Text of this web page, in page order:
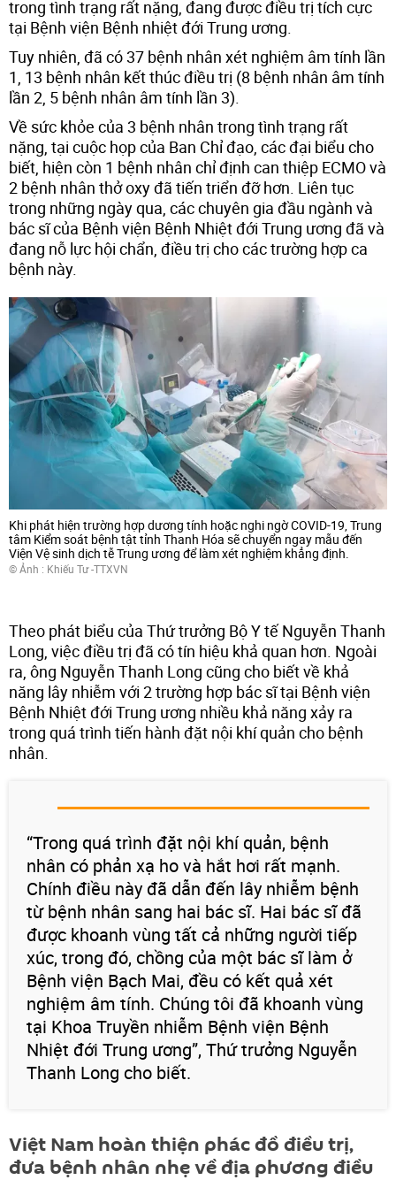
trong tình trạng rất nặng, đang được điều trị tích cực
tại Bệnh viện Bệnh nhiệt đới Trung ương.
Tuy nhiên, đã có 37 bệnh nhân xét nghiệm âm tính lần
1, 13 bệnh nhân kết thúc điều trị (8 bệnh nhân âm tính
lần 2, 5 bệnh nhân âm tính lần 3).
Về sức khỏe của 3 bệnh nhân trong tình trạng rất
nặng, tại cuộc họp của Ban Chỉ đạo, các đại biểu cho
biết, hiện còn 1 bệnh nhân chỉ định can thiệp ECMO và
2 bệnh nhân thở oxy đã tiến triển đỡ hơn. Liên tục
trong những ngày qua, các chuyên gia đầu ngành và
bác sĩ của Bệnh viện Bệnh Nhiệt đới Trung ương đã và
đang nỗ lực hội chẩn, điều trị cho các trường hợp ca
bệnh này.
Khi phát hiện trường hợp dương tính hoặc nghi ngờ COVID-19, Trung
tâm Kiểm soát bệnh tật tỉnh Thanh Hóa sẽ chuyển ngay mẫu đến
Viện Vệ sinh dịch tễ Trung ương để làm xét nghiệm khẳng định.
© Ảnh : Khiếu Tư -TTXVN
Theo phát biểu của Thứ trưởng Bộ Y tế Nguyễn Thanh
Long, việc điều trị đã có tín hiệu khả quan hơn. Ngoài
ra, ông Nguyễn Thanh Long cũng cho biết về khả
năng lây nhiễm với 2 trường hợp bác sĩ tại Bệnh viện
Bệnh Nhiệt đới Trung ương nhiều khả năng xảy ra
trong quá trình tiến hành đặt nội khí quản cho bệnh
nhân.
“Trong quá trình đặt nội khí quản, bệnh
nhân có phản xạ ho và hắt hơi rất mạnh.
Chính điều này đã dẫn đến lây nhiễm bệnh
từ bệnh nhân sang hai bác sĩ. Hai bác sĩ đã
được khoanh vùng tất cả những người tiếp
xúc, trong đó, chồng của một bác sĩ làm ở
Bệnh viện Bạch Mai, đều có kết quả xét
nghiệm âm tính. Chúng tôi đã khoanh vùng
tại Khoa Truyền nhiễm Bệnh viện Bệnh
Nhiệt đới Trung ương”, Thứ trưởng Nguyễn
Thanh Long cho biết.
Việt Nam hoàn thiện phác đồ điều trị,
đưa bệnh nhân nhẹ về địa phương điều